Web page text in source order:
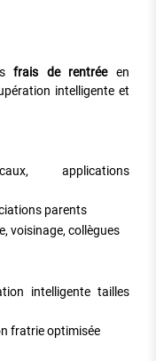
frais de rentréeen
intelligente et
applications
parents
voisinage, collègues
intelligente tailles
fratrie optimisée